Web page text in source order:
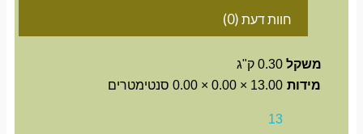
חוות דעת (0)
משקל 0.30 ק"ג
מידות 13.00 × 0.00 × 0.00 סנטימטרים